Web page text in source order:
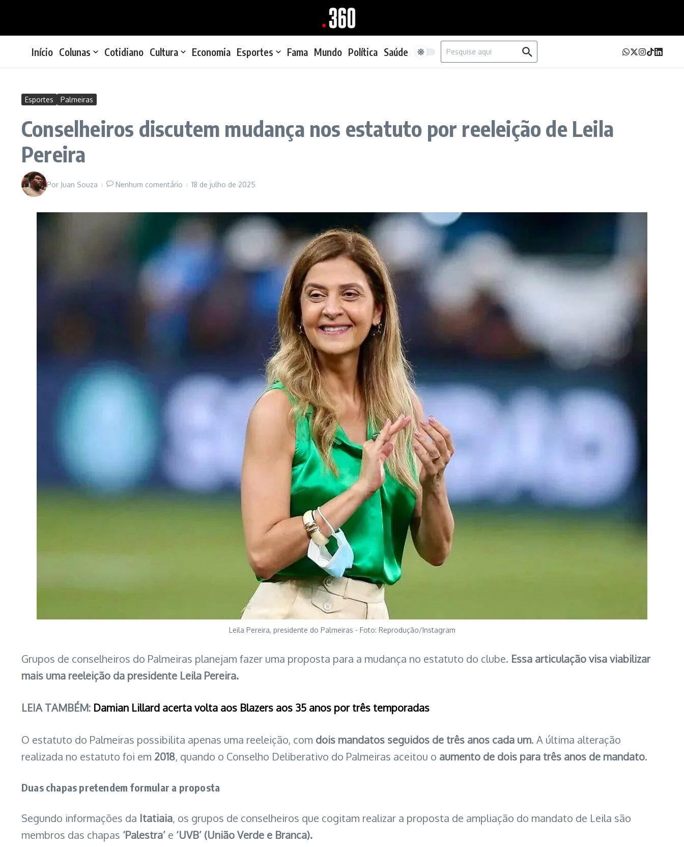
Início Colunas Cotidiano Cultura Economia Esportes Fama Mundo Política Saúde
Procurar por:
Esportes Palmeiras
Conselheiros discutem mudança nos estatuto por reeleição de Leila
Pereira
Por Juan Souza Nenhum comentário 18 de julho de 2025
Leila Pereira, presidente do Palmeiras - Foto: Reprodução/Instagram
Grupos de conselheiros do Palmeiras planejam fazer uma proposta para a mudança no estatuto do clube. Essa articulação visa viabilizar
mais uma reeleição da presidente Leila Pereira.
LEIA TAMBÉM: Damian Lillard acerta volta aos Blazers aos 35 anos por três temporadas
O estatuto do Palmeiras possibilita apenas uma reeleição, com dois mandatos seguidos de três anos cada um. A última alteração
realizada no estatuto foi em 2018, quando o Conselho Deliberativo do Palmeiras aceitou o aumento de dois para três anos de mandato.
Duas chapas pretendem formular a proposta
Segundo informações da Itatiaia, os grupos de conselheiros que cogitam realizar a proposta de ampliação do mandato de Leila são
membros das chapas ‘Palestra’ e ‘UVB’ (União Verde e Branca).